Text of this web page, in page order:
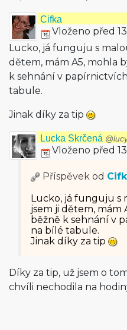
Cifka
Vloženo před
Lucko, já funguju s
dětem, mám A5, mohla
k sehnání v
tabule.
Jinak díky za tip
Lucka Skrčená
Vloženo před
Příspěvek od
Lucko, já funguju s
jsem ji dětem, mám
běžně k sehnání v
na bílé tabule.
Jinak díky za tip
Díky za tip, už jsem o
chvíli nechodila na